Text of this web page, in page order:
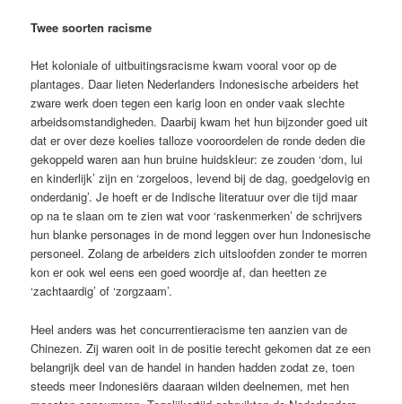
Twee soorten racisme
Het koloniale of uitbuitingsracisme kwam vooral voor op de
plantages. Daar lieten Nederlanders Indonesische arbeiders het
zware werk doen tegen een karig loon en onder vaak slechte
arbeidsomstandigheden. Daarbij kwam het hun bijzonder goed uit
dat er over deze koelies talloze vooroordelen de ronde deden die
gekoppeld waren aan hun bruine huidskleur: ze zouden ‘dom, lui
en kinderlijk’ zijn en ‘zorgeloos, levend bij de dag, goedgelovig en
onderdanig’. Je hoeft er de Indische literatuur over die tijd maar
op na te slaan om te zien wat voor ‘raskenmerken’ de schrijvers
hun blanke personages in de mond leggen over hun Indonesische
personeel. Zolang de arbeiders zich uitsloofden zonder te morren
kon er ook wel eens een goed woordje af, dan heetten ze
‘zachtaardig’ of ‘zorgzaam’.
Heel anders was het concurrentieracisme ten aanzien van de
Chinezen. Zij waren ooit in de positie terecht gekomen dat ze een
belangrijk deel van de handel in handen hadden zodat ze, toen
steeds meer Indonesiërs daaraan wilden deelnemen, met hen